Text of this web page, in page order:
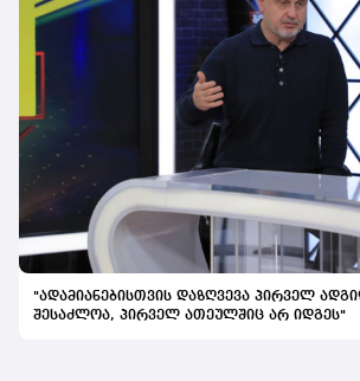
"ადამიანებისთვის დაზღვევა პირველ
შესაძლოა, პირველ ათეულშიც არ იდგეს"